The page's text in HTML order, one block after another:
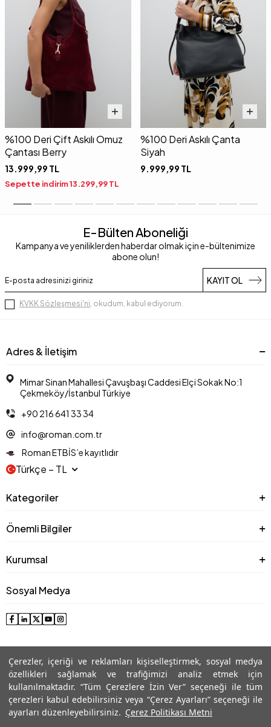
Çerezler, içeriği ve reklamları kişiselleştirmek, sosyal medya
özellikleri sağlamak ve trafiğimizi analiz etmek için
kullanılmaktadır. “Tüm Çerezlere İzin Ver” seçeneği ile tüm
çerezleri kabul edebilirsiniz veya “Çerez Ayarları” seçeneği ile
ayarları düzenleyebilirsiniz. Çerez Politikası Metni
%100 Deri Çift Askılı Omuz
Çantası Berry
13.999,99 TL
Sepette indirim13.299,99TL
%100 Deri Askılı Çanta
Siyah
9.999,99 TL
E-Bülten Aboneliği
Kampanya ve yeniliklerden haberdar olmak için e-bültenimize
abone olun!
KAYIT OL
KVKK Sözleşmesi'ni, okudum, kabul ediyorum.
Adres & İletişim
Mimar Sinan Mahallesi Çavuşbaşı Caddesi Elçi Sokak No:1
Çekmeköy/İstanbul Türkiye
+90 216 641 33 34
info@roman.com.tr
Roman ETBİS’e kayıtlıdır
Türkçe − TL
Kategoriler
Önemli Bilgiler
Kurumsal
Sosyal Medya
© 2025 Roman® Tüm Hakları Saklıdır, İzinsiz kullanılamaz